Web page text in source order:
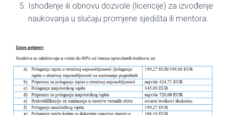
Ishođenje ili obnovu dozvole (licencije) za izvođenje
naukovanja u slučaju promjene sjedišta ili mentora.